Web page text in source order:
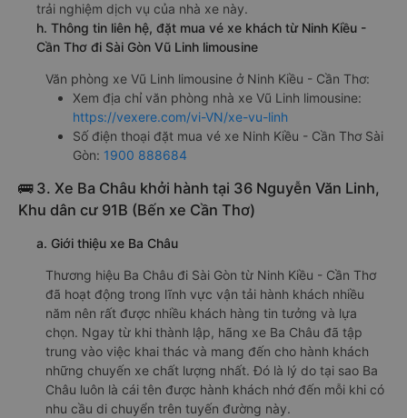
trải nghiệm dịch vụ của nhà xe này.
h. Thông tin liên hệ, đặt mua vé xe khách từ Ninh Kiều -
Cần Thơ đi Sài Gòn Vũ Linh limousine
Văn phòng xe Vũ Linh limousine ở Ninh Kiều - Cần Thơ:
Xem địa chỉ văn phòng nhà xe Vũ Linh limousine:
https://vexere.com/vi-VN/xe-vu-linh
Số điện thoại đặt mua vé xe Ninh Kiều - Cần Thơ Sài
Gòn: 1900 888684
🚌 3. Xe Ba Châu khởi hành tại 36 Nguyễn Văn Linh,
Khu dân cư 91B (Bến xe Cần Thơ)
a. Giới thiệu xe Ba Châu
Thương hiệu Ba Châu đi Sài Gòn từ Ninh Kiều - Cần Thơ
đã hoạt động trong lĩnh vực vận tải hành khách nhiều
năm nên rất được nhiều khách hàng tin tưởng và lựa
chọn. Ngay từ khi thành lập, hãng xe Ba Châu đã tập
trung vào việc khai thác và mang đến cho hành khách
những chuyến xe chất lượng nhất. Đó là lý do tại sao Ba
Châu luôn là cái tên được hành khách nhớ đến mỗi khi có
nhu cầu di chuyển trên tuyến đường này.